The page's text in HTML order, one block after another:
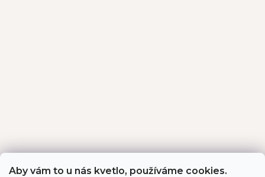
Aby vám to u nás kvetlo, používáme cookies.